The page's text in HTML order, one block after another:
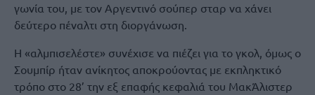
γωνία του, με τον Αργεντινό σούπερ σταρ να χάνει
δεύτερο πέναλτι στη διοργάνωση.
Η «αλμπισελέστε» συνέχισε να πιέζει για το γκολ, όμως ο
Σουμπίρ ήταν ανίκητος αποκρούοντας με εκπληκτικό
τρόπο στο 28’ την εξ επαφής κεφαλιά του ΜακΆλιστερ